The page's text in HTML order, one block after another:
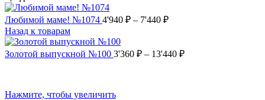
Любимой маме! №1074 4'940 ₽ – 7'440 ₽
Назад к товарам
Золотой выпускной №100 3'360 ₽ – 13'440 ₽
Нажмите, чтобы увеличить